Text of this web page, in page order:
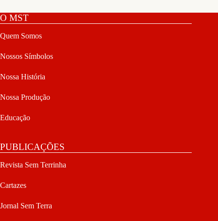
O MST
Quem Somos
Nossos Símbolos
Nossa História
Nossa Produção
Educação
PUBLICAÇÕES
Revista Sem Terrinha
Cartazes
Jornal Sem Terra